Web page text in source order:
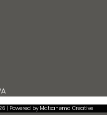
| Powered by Matsanema Creative